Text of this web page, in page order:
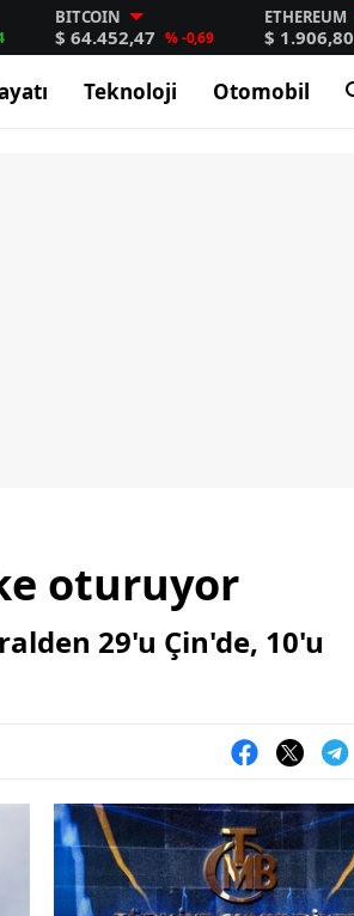
BITCOIN
$ 64.452,47 % -0,69
ETHEREUM
$ 1.906,80
Teknoloji Otomobil
oturuyor
29'u Çin'de, 10'u